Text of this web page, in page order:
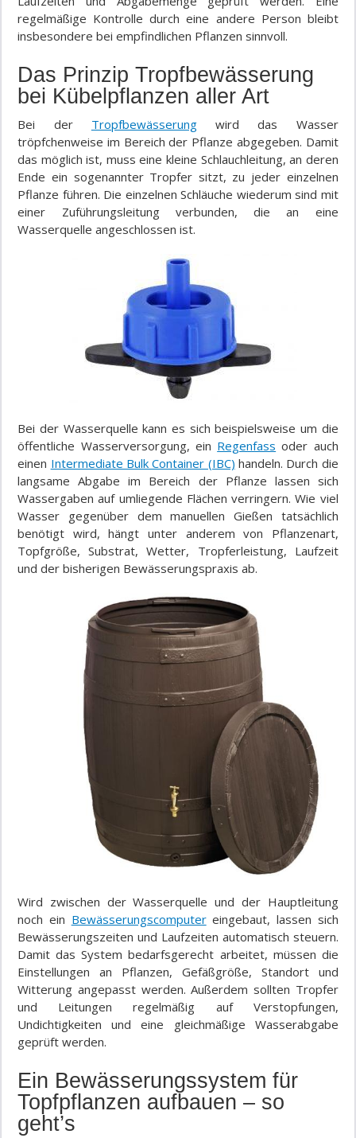
regelmäßige Kontrolle durch eine andere Person bleibt
insbesondere bei empfindlichen Pflanzen sinnvoll.
Das Prinzip Tropfbewässerung
bei Kübelpflanzen aller Art
Bei der Tropfbewässerungwird das Wasser
tröpfchenweise im Bereich der Pflanze abgegeben. Damit
das möglich ist, muss eine kleine Schlauchleitung, an deren
Ende ein sogenannter Tropfer sitzt, zu jeder einzelnen
Pflanze führen. Die einzelnen Schläuche wiederum sind mit
einer Zuführungsleitung verbunden, die an eine
Wasserquelle angeschlossen ist.
Bei der Wasserquelle kann es sich beispielsweise um die
öffentliche Wasserversorgung, ein Regenfass oder auch
einen Intermediate Bulk Container (IBC) handeln. Durch die
langsame Abgabe im Bereich der Pflanze lassen sich
Wassergaben auf umliegende Flächen verringern. Wie viel
Wasser gegenüber dem manuellen Gießen tatsächlich
benötigt wird, hängt unter anderem von Pflanzenart,
Topfgröße, Substrat, Wetter, Tropferleistung, Laufzeit
und der bisherigen Bewässerungspraxis ab.
Wird zwischen der Wasserquelle und der Hauptleitung
noch ein Bewässerungscomputereingebaut, lassen sich
Bewässerungszeiten und Laufzeiten automatisch steuern.
Damit das System bedarfsgerecht arbeitet, müssen die
Einstellungen an Pflanzen, Gefäßgröße, Standort und
Witterung angepasst werden. Außerdem sollten Tropfer
und Leitungen regelmäßig auf Verstopfungen,
Undichtigkeiten und eine gleichmäßige Wasserabgabe
geprüft werden.
Ein Bewässerungssystem für
Topfpflanzen aufbauen – so
geht’s